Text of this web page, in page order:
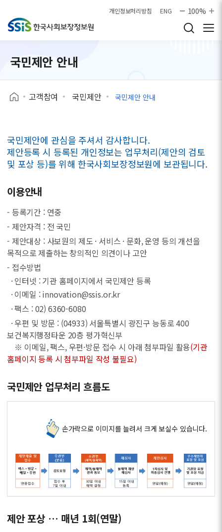
개인정보처리방침 ENG 100%
국민제안 안내
고객참여 국민제안 국민제안 안내
국민제안에 관심을 주셔서 감사합니다.
제안등록 시 등록된 개인정보는 업무처리(제안의 검토
및 포상 등)를 위해 한국사회보장정보원에 보관됩니다.
이용안내
- 등록기간 : 연중
- 제안자격 : 전 국민
- 제안대상 : 사보원의 제도 · 서비스 · 문화, 운영 등의 개선을
목적으로 제출하는 창의적인 의견이나 고안
- 접수방법
· 인터넷 : 기관 홈페이지에서 국민제안 등록
· 이메일 : innovation@ssis.or.kr
· 팩스 : 02) 6360-6080
· 우편 및 방문 : (04933) 서울특별시 광진구 능동로 400
보건복지행정타운 20층 평가혁신부
※ 이메일, 팩스, 우편·방문 접수 시 아래 첨부파일 활용(기관
홈페이지 등록 시 첨부파일 작성 불필요)
국민제안 업무처리 흐름도
손가락으로 이미지를 늘려서 크게 보실수 있습니다.
제안 포상 … 매년 1회(연말)